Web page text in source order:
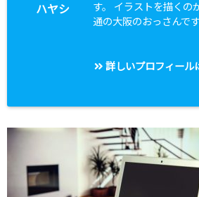
ハヤシ
す。 イラストを描くの
通の大阪のおっさんです
詳しいプロフィール